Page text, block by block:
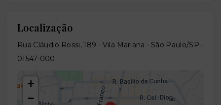
Localização
Rua Cláudio Rossi, 189 - Vila Mariana - São Paulo/SP -
01547-000
+
−